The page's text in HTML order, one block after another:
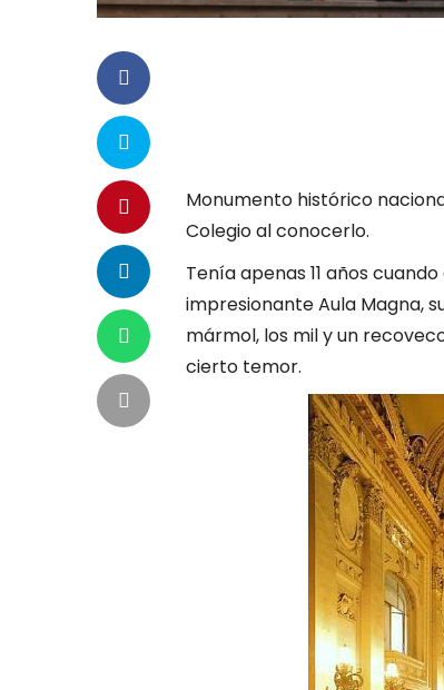
Monumento histórico
Colegio al conocerlo.
Tenía apenas 11 años
impresionante Aula Magna,
mármol, los mil y un
cierto temor.